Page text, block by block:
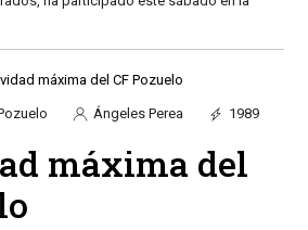
Ángeles Perea
1989
máxima del